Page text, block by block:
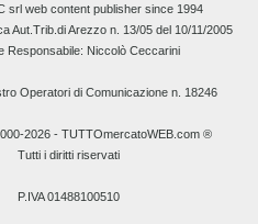
srlweb content publisher since 1994
Aut.Trib.di Arezzo n. 13/05 del 10/11/2005
Responsabile: Niccolò Ceccarini
Operatori di Comunicazione n. 18246
2026- TUTTOmercatoWEB.com ®
Tutti i diritti riservati
P.IVA 01488100510